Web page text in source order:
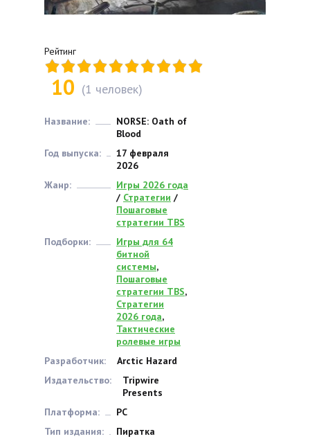
Рейтинг
10 (1 человек)
Название:
NORSE: Oath of
Blood
Год выпуска:
17 февраля
2026
Жанр:
Игры 2026 года
/ Стратегии /
Пошаговые
стратегии TBS
Подборки:
Игры для 64
битной
системы,
Пошаговые
стратегии TBS,
Стратегии
2026 года,
Тактические
ролевые игры
Разработчик:
Arctic Hazard
Издательство:
Tripwire
Presents
Платформа:
PC
Тип издания:
Пиратка